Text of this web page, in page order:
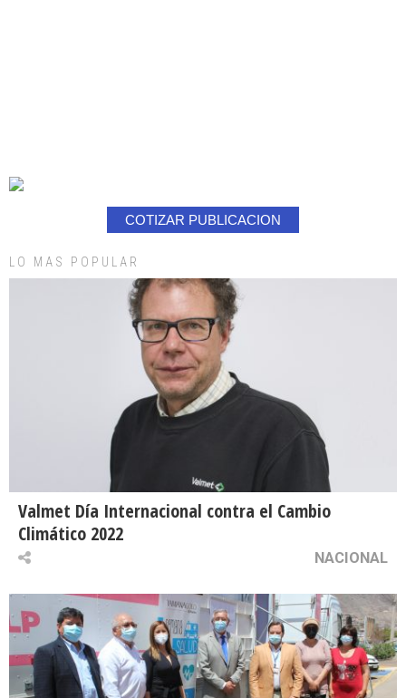
COTIZAR PUBLICACION
LO MAS POPULAR
Valmet Día Internacional contra el Cambio
Climático 2022
NACIONAL